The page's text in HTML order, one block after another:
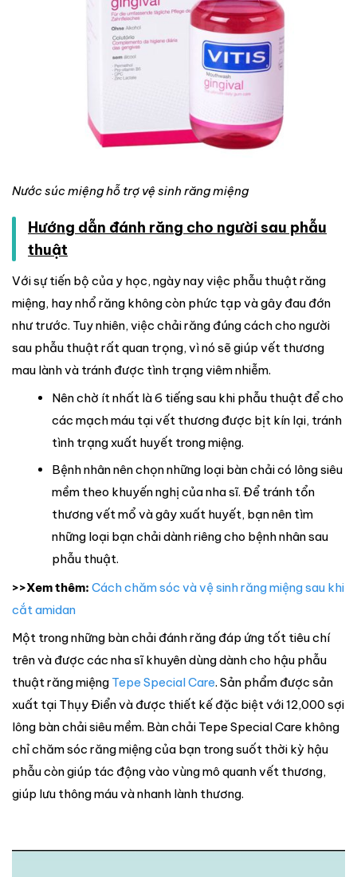
Nước súc miệng hỗ trợ vệ sinh răng miệng
Hướng dẫn đánh răng cho người sau phẫu
thuật
Với sự tiến bộ của y học, ngày nay việc phẫu thuật răng
miệng, hay nhổ răng không còn phức tạp và gây đau đớn
như trước. Tuy nhiên, việc chải răng đúng cách cho người
sau phẫu thuật rất quan trọng, vì nó sẽ giúp vết thương
mau lành và tránh được tình trạng viêm nhiễm.
Nên chờ ít nhất là 6 tiếng sau khi phẫu thuật để cho
các mạch máu tại vết thương được bịt kín lại, tránh
tình trạng xuất huyết trong miệng.
Bệnh nhân nên chọn những loại bàn chải có lông siêu
mềm theo khuyến nghị của nha sĩ. Để tránh tổn
thương vết mổ và gây xuất huyết, bạn nên tìm
những loại bạn chải dành riêng cho bệnh nhân sau
phẫu thuật.
>>Xem thêm: Cách chăm sóc và vệ sinh răng miệng sau khi
cắt amidan
Một trong những bàn chải đánh răng đáp ứng tốt tiêu chí
trên và được các nha sĩ khuyên dùng dành cho hậu phẫu
thuật răng miệng Tepe Special Care. Sản phẩm được sản
xuất tại Thụy Điển và được thiết kế đặc biệt với 12,000 sợi
lông bàn chải siêu mềm. Bàn chải Tepe Special Care không
chỉ chăm sóc răng miệng của bạn trong suốt thời kỳ hậu
phẫu còn giúp tác động vào vùng mô quanh vết thương,
giúp lưu thông máu và nhanh lành thương.